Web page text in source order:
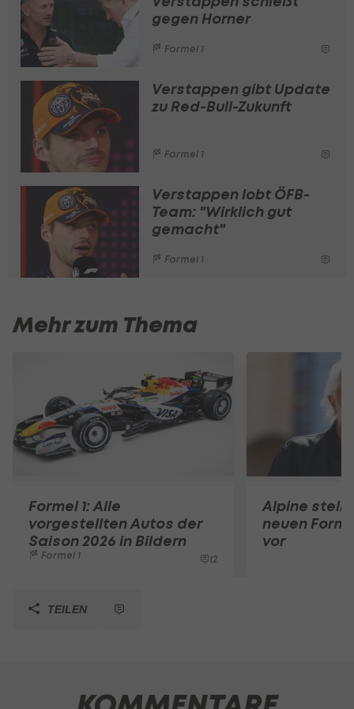
gegen Horner
Formel 1
Verstappen gibt Update
zu Red-Bull-Zukunft
Formel 1
Verstappen lobt ÖFB-
Team: "Wirklich gut
gemacht"
Formel 1
Mehr zum Thema
Formel 1: Alle
vorgestellten Autos der
Saison 2026 in Bildern
Formel 1 12
Alpine stellt
neuen
vor
TEILEN